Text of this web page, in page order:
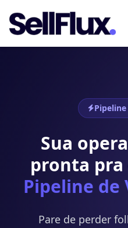
Sua
pronta pra
Pipeline de
Pare de perder